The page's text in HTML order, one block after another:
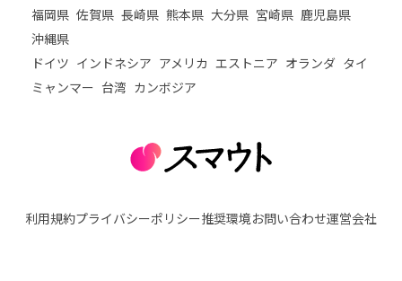
福岡県 佐賀県 長崎県 熊本県 大分県 宮崎県 鹿児島県
沖縄県
ドイツ インドネシア アメリカ エストニア オランダ タイ
ミャンマー 台湾 カンボジア
利用規約プライバシーポリシー推奨環境お問い合わせ運営会社